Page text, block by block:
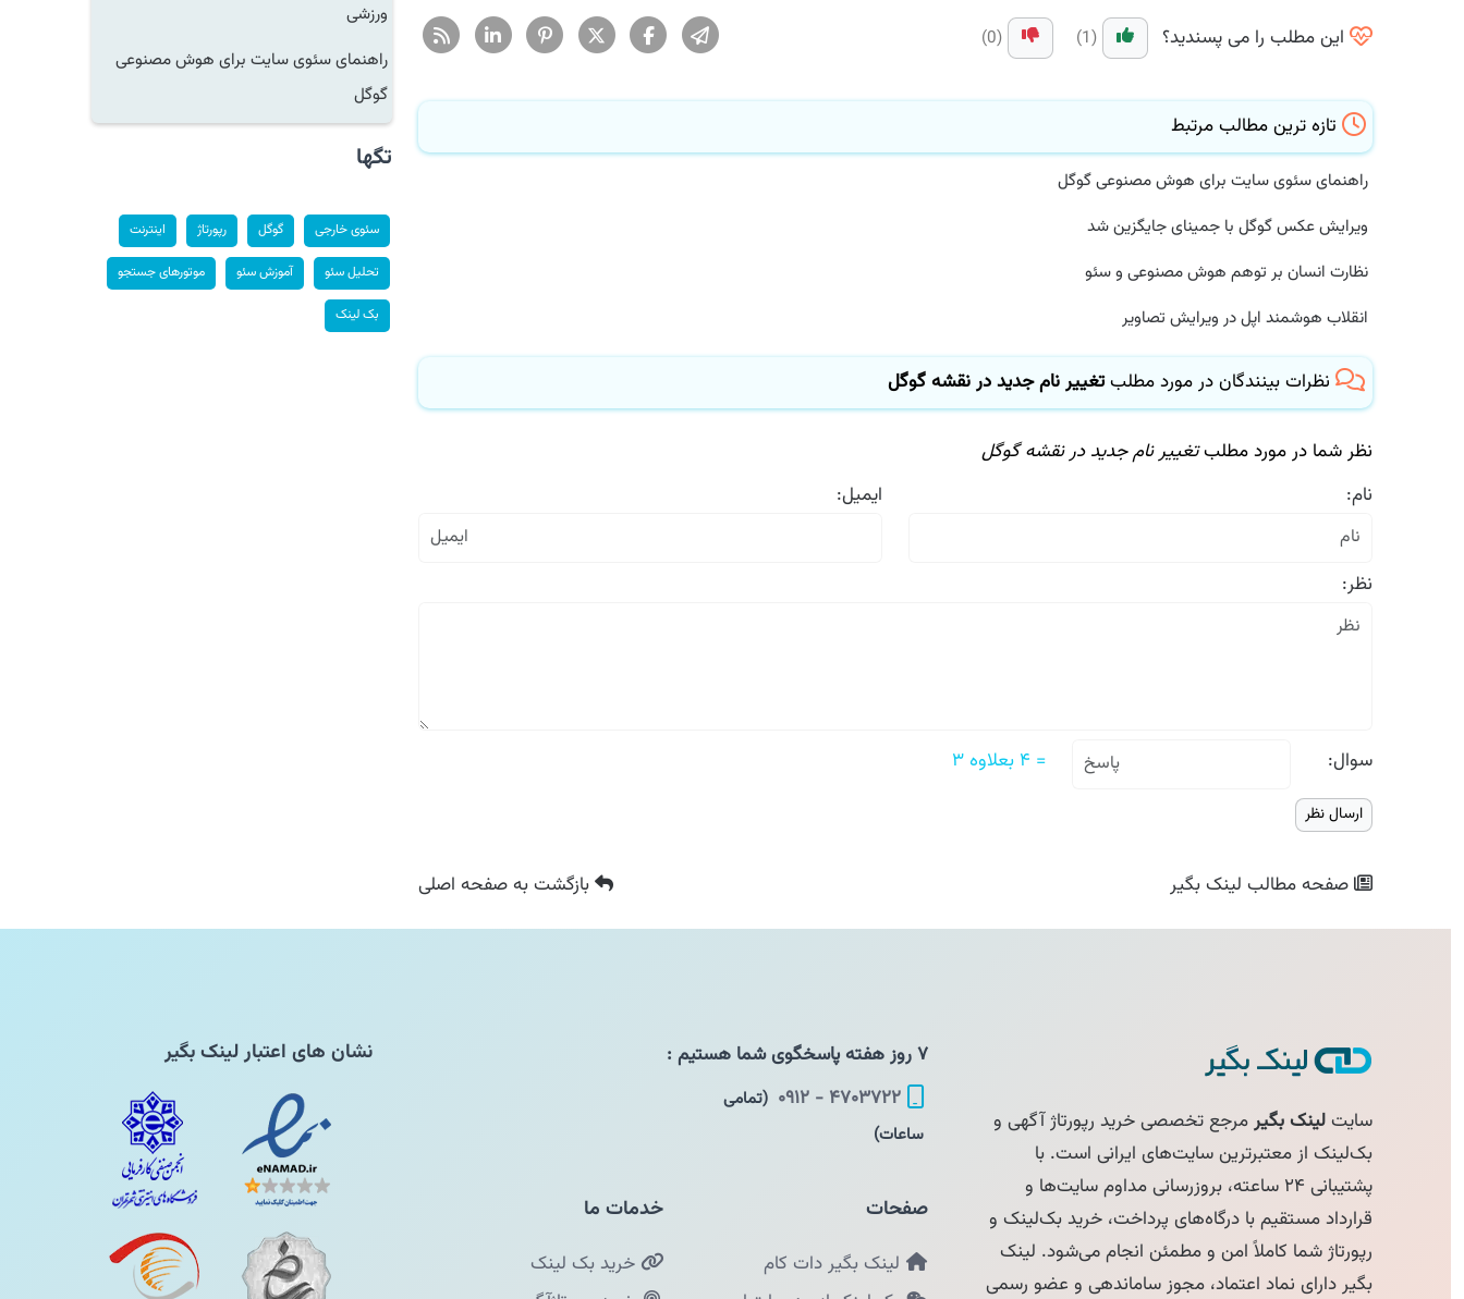
این مطلب را می پسندید؟
تازه ترین مطالب مرتبط
راهنمای سئوی سایت برای هوش مصنوعی گوگل
ویرایش عکس گوگل با جمینای جایگزین شد
نظارت انسان بر توهم هوش مصنوعی و سئو
انقلاب هوشمند اپل در ویرایش تصاویر
نظرات بینندگان در مورد مطلبتغییر نام جدید در نقشه گوگل
نظر شما در مورد مطلبتغییر نام جدید در نقشه گوگل
نام:
ایمیل:
نظر:
سوال: = ۴ بعلاوه ۳
صفحه مطالبلینک بگیر بازگشتبه صفحه اصلی
ورزشی
راهنمای سئوی سایت برای هوش مصنوعی
گوگل
تگها
سئوی خارجی گوگل رپورتاژ اینترنت
تحلیل سئو آموزش سئو موتورهای جستجو
بک لینک
سایتلینک بگیرمرجع تخصصی خرید رپورتاژ آگهی و
بک‌لینک از معتبرترین سایت‌های ایرانی است. با
پشتیبانی ۲۴ ساعته، بروزرسانی مداوم سایت‌ها و
قرارداد مستقیم با درگاه‌های پرداخت، خرید بک‌لینک و
رپورتاژ شما کاملاً امن و مطمئن انجام می‌شود. لینک
بگیر دارای نماد اعتماد، مجوز ساماندهی و عضو رسمی
۴۷۰۳۷۲۲ - ۰۹۱۲
(تمامی
ساعات)
صفحات
لینک بگیر دات کام
خدمات ما
خرید بک لینک
نشان های اعتبار لینک بگیر